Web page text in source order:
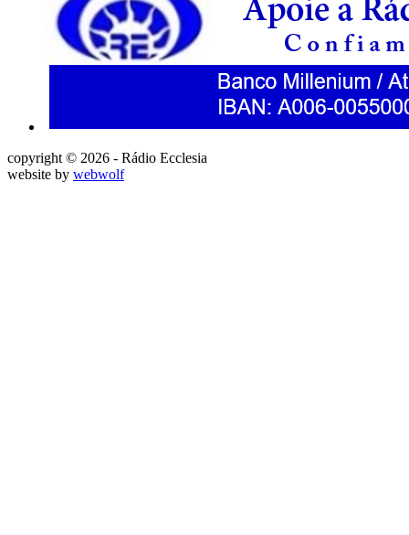
copyright © 2026 - Rádio Ecclesia
website by webwolf